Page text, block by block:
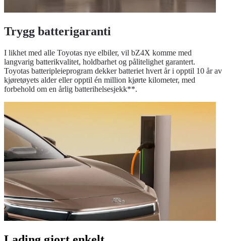
Trygg batterigaranti
I likhet med alle Toyotas nye elbiler, vil bZ4X komme med
langvarig batterikvalitet, holdbarhet og pålitelighet garantert.
Toyotas batteripleieprogram dekker batteriet hvert år i opptil 10 år av
kjøretøyets alder eller opptil én million kjørte kilometer, med
forbehold om en årlig batterihelsesjekk**.